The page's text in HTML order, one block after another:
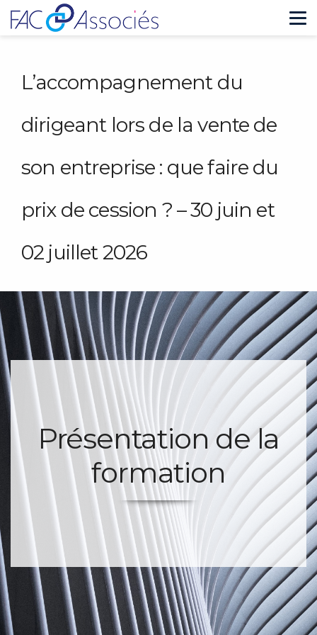
L’accompagnement du
dirigeant lors de la vente de
son entreprise : que faire du
prix de cession ? – 30 juin et
02 juillet 2026
Présentation de la
formation